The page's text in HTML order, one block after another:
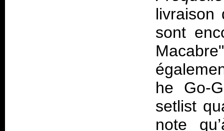
livraison
sont
he Go-
setlist
note